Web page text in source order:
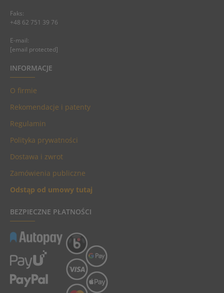
Faks:
+48 62 751 39 76
E-mail:
[email protected]
INFORMACJE
O firmie
Rekomendacje i patenty
Regulamin
Polityka prywatności
Dostawa i zwrot
Zamówienia publiczne
Odstąp od umowy tutaj
BEZPIECZNE PŁATNOŚCI